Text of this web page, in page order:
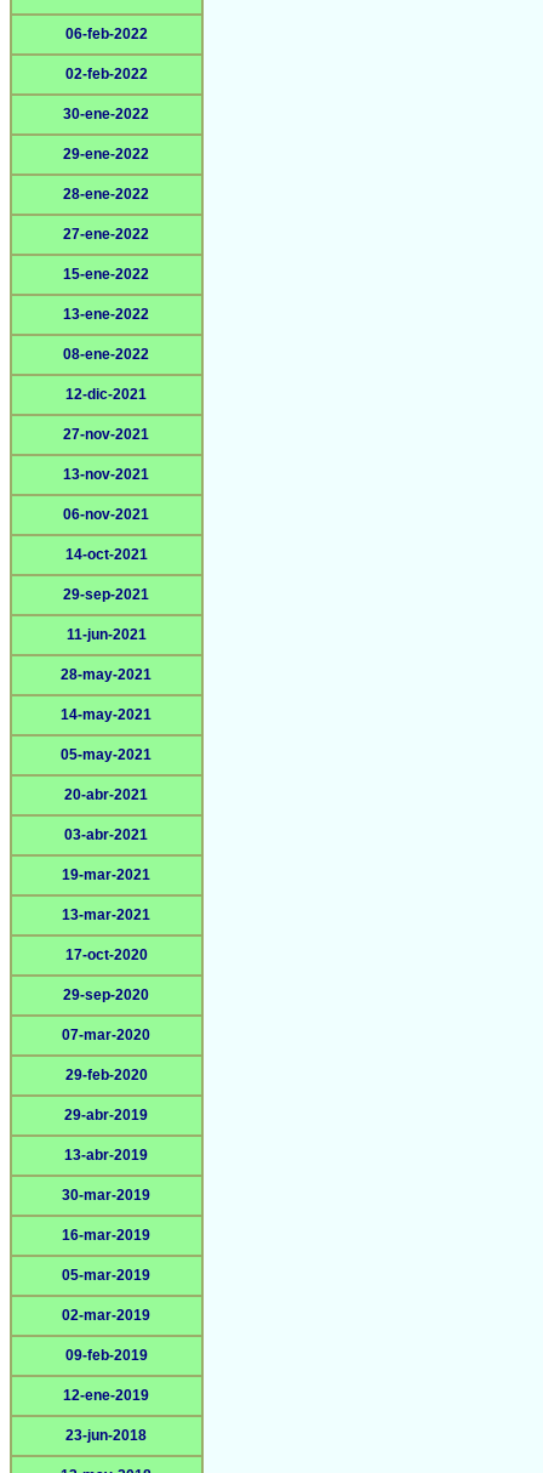
06-feb-2022
02-feb-2022
30-ene-2022
29-ene-2022
28-ene-2022
27-ene-2022
15-ene-2022
13-ene-2022
08-ene-2022
12-dic-2021
27-nov-2021
13-nov-2021
06-nov-2021
14-oct-2021
29-sep-2021
11-jun-2021
28-may-2021
14-may-2021
05-may-2021
20-abr-2021
03-abr-2021
19-mar-2021
13-mar-2021
17-oct-2020
29-sep-2020
07-mar-2020
29-feb-2020
29-abr-2019
13-abr-2019
30-mar-2019
16-mar-2019
05-mar-2019
02-mar-2019
09-feb-2019
12-ene-2019
23-jun-2018